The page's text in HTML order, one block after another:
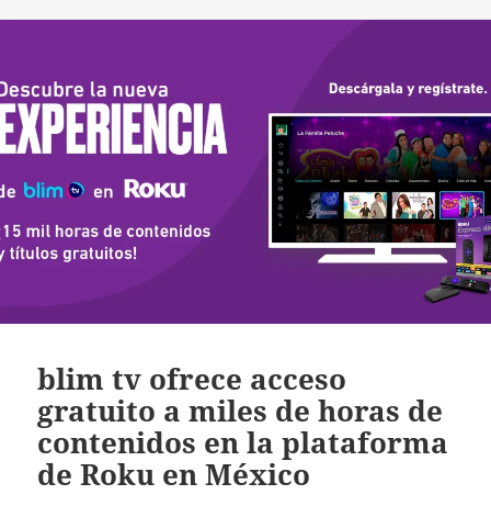
blim tv ofrece acceso
gratuito a miles de horas de
contenidos en la plataforma
de Roku en México